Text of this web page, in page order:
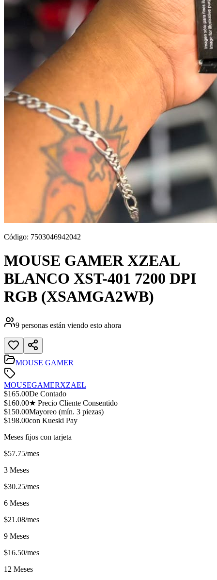
Código: 7503046942042
MOUSE GAMER XZEAL
BLANCO XST-401 7200 DPI
RGB (XSAMGA2WB)
9 personas están viendo esto ahora
MOUSE GAMER
MOUSEGAMERXZAEL
$165.00De Contado
$160.00★ Precio Cliente Consentido
$150.00Mayoreo (mín. 3 piezas)
$198.00con Kueski Pay
Meses fijos con tarjeta
$57.75/mes
3 Meses
$30.25/mes
6 Meses
$21.08/mes
9 Meses
$16.50/mes
12 Meses